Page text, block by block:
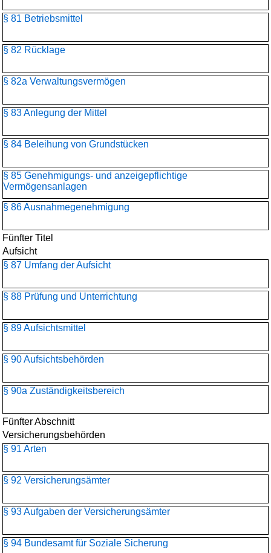
§ 81 Betriebsmittel
§ 82 Rücklage
§ 82a Verwaltungsvermögen
§ 83 Anlegung der Mittel
§ 84 Beleihung von Grundstücken
§ 85 Genehmigungs- und anzeigepflichtige
Vermögensanlagen
§ 86 Ausnahmegenehmigung
Fünfter Titel
Aufsicht
§ 87 Umfang der Aufsicht
§ 88 Prüfung und Unterrichtung
§ 89 Aufsichtsmittel
§ 90 Aufsichtsbehörden
§ 90a Zuständigkeitsbereich
Fünfter Abschnitt
Versicherungsbehörden
§ 91 Arten
§ 92 Versicherungsämter
§ 93 Aufgaben der Versicherungsämter
§ 94 Bundesamt für Soziale Sicherung